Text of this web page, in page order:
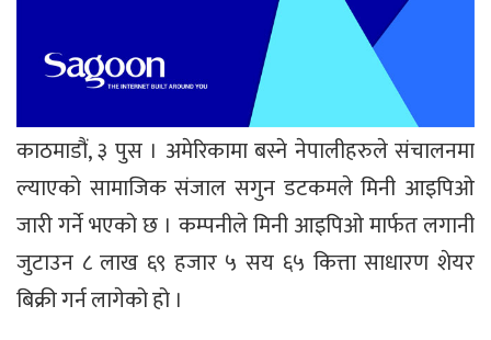
काठमाडौं, ३ पुस । अमेरिकामा बस्ने नेपालीहरुले संचालनमा
ल्याएको सामाजिक संजाल सगुन डटकमले मिनी आइपिओ
जारी गर्ने भएको छ । कम्पनीले मिनी आइपिओ मार्फत लगानी
जुटाउन ८ लाख ६९ हजार ५ सय ६५ कित्ता साधारण शेयर
बिक्री गर्न लागेको हो ।